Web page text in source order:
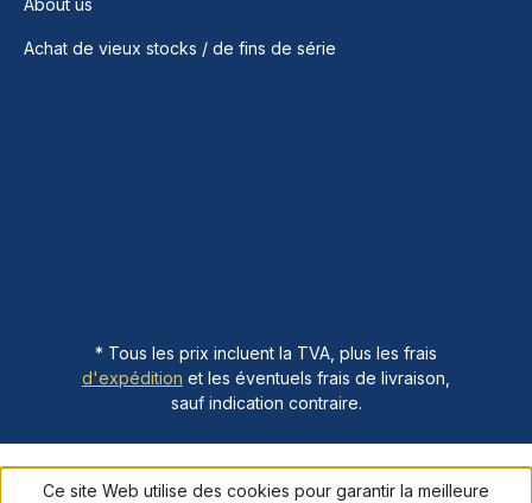
About us
Achat de vieux stocks / de fins de série
* Tous les prix incluent la TVA, plus les frais
d'expédition et les éventuels frais de livraison,
sauf indication contraire.
Ce site Web utilise des cookies pour garantir la meilleure